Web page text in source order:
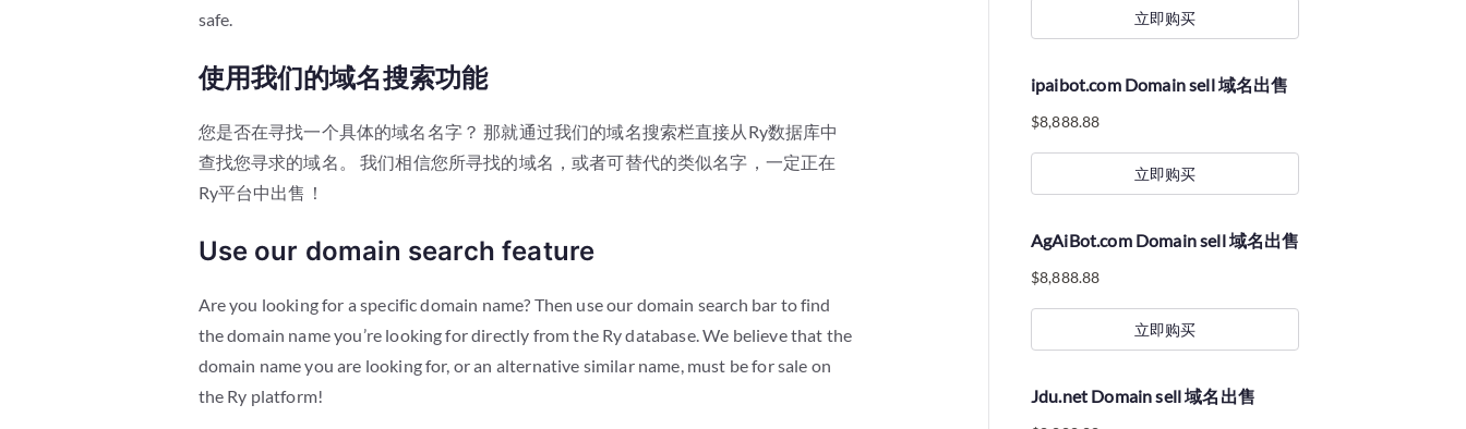
safe.
使用我们的域名搜索功能
您是否在寻找一个具体的域名名字？ 那就通过我们的域名搜索栏直接从Ry数据库中
查找您寻求的域名。 我们相信您所寻找的域名，或者可替代的类似名字，一定正在
Ry平台中出售！
Use our domain search feature
Are you looking for a specific domain name? Then use our domain search bar to find
the domain name you’re looking for directly from the Ry database. We believe that the
domain name you are looking for, or an alternative similar name, must be for sale on
the Ry platform!
立即购买
ipaibot.com Domain sell 域名出售
$8,888.88
立即购买
AgAiBot.com Domain sell 域名出售
$8,888.88
立即购买
Jdu.net Domain sell 域名出售